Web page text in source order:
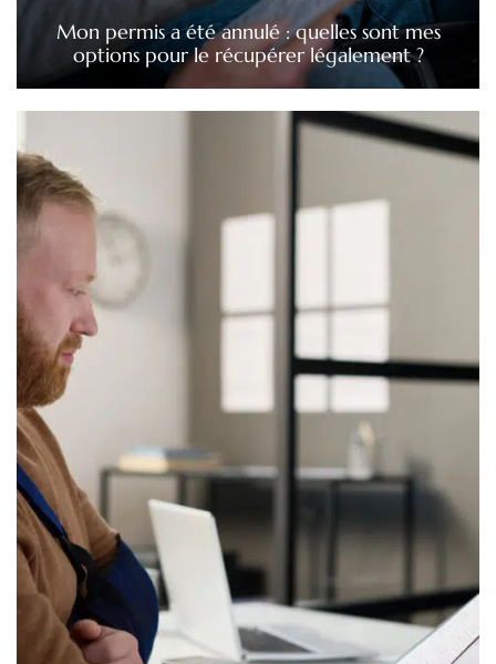
Mon permis a été annulé : quelles sont mes
options pour le récupérer légalement ?